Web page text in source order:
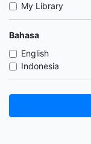
My Library
Bahasa
English
Indonesia